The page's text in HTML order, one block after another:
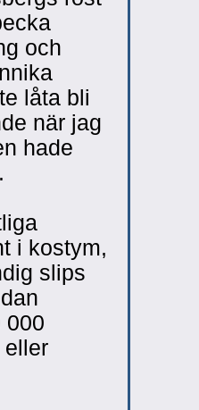
och
låta bli
när jag
hade
i kostym,
slips
000
eller